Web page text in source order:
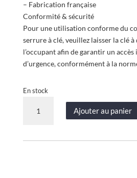
– Fabrication française
Conformité & sécurité
Pour une utilisation conforme du
serrure à clé, veuillez laisser la clé
l’occupant afin de garantir un
d’urgence, conformément à la
En stock
Ajouter au panier